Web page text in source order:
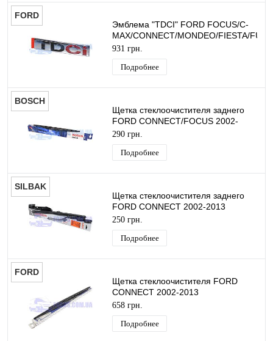
FORD
Эмблема "TDCI" FORD FOCUS/C-
MAX/CONNECT/MONDEO/FIESTA/
ORIGINAL
931 грн.
Подробнее
BOSCH
Щетка стеклоочистителя заднего
FORD CONNECT/FOCUS 2002-
2013 (380MM) BOSCH
290 грн.
Подробнее
SILBAK
Щетка стеклоочистителя заднего
FORD CONNECT 2002-2013
(350MM) SILBAK
250 грн.
Подробнее
FORD
Щетка стеклоочистителя FORD
CONNECT 2002-2013
(550MM+500MM) ORIGINAL
658 грн.
Подробнее